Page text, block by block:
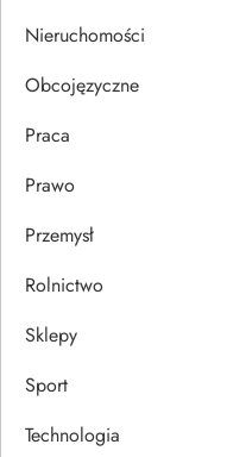
u
Nieruchomości
Obcojęzyczne
Praca
Prawo
Przemysł
Rolnictwo
Sklepy
Sport
Technologia